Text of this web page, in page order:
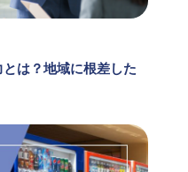
は？地域に根差した